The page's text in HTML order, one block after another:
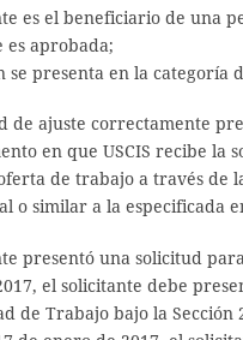
es el beneficiario de una
es aprobada;
se presenta en la categoría
de ajuste correctamente
en que USCIS recibe la
de trabajo a través de
o similar a la especificada
presentó una solicitud
el solicitante debe
de Trabajo bajo la Sección